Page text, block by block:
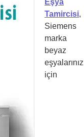
Eşya
Tamircisi,
Siemens
marka
beyaz
eşyalarınız
için